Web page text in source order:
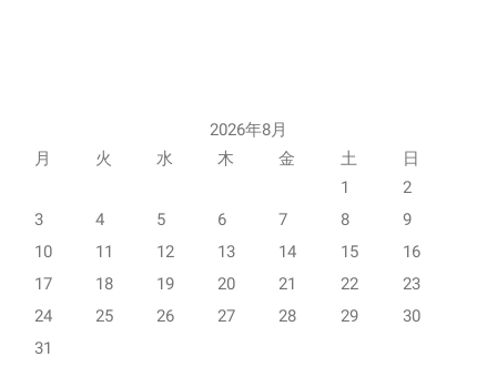
2026年8月
月
火 水 木 金 土
日
1
2
3
4 5 6 7 8
9
10
11 12 13 14 15
16
17
18 19 20 21 22
23
24
25 26 27 28 29
30
31